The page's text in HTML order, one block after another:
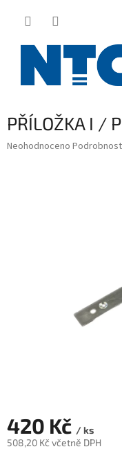
PŘÍLOŽKA I /
Průměrné
Neohodnoceno
420 Kč / ks
508,20 Kč včetně DPH